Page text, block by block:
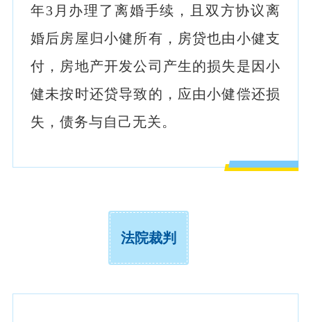
年3月办理了离婚手续，且双方协议离
婚后房屋归小健所有，房贷也由小健支
付，房地产开发公司产生的损失是因小
健未按时还贷导致的，应由小健偿还损
失，债务与自己无关。
法院裁判